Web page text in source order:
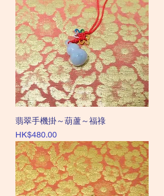
翡翠手機掛～葫蘆～福祿
價格
HK$480.00